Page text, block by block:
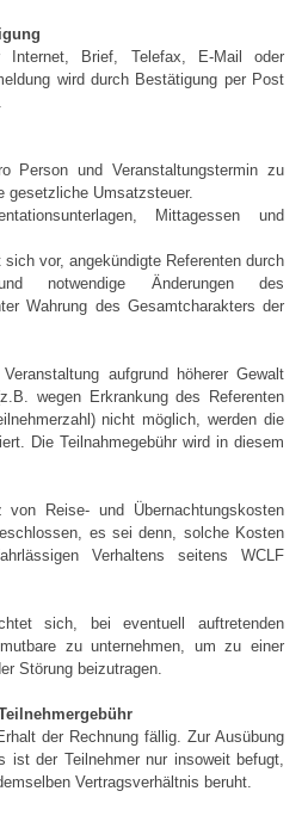
Internet, Brief, Telefax, E-Mail oder
wird durch Bestätigung per Post
Person und Veranstaltungstermin zu
gesetzliche Umsatzsteuer.
Mittagessen und
vor, angekündigte Referenten durch
notwendige Änderungen des
Wahrung des Gesamtcharakters der
aufgrund höherer Gewalt
wegen Erkrankung des Referenten
nicht möglich, werden die
Die Teilnahmegebühr wird in diesem
Reise- und Übernachtungskosten
es sei denn, solche Kosten
Verhaltens seitens WCLF
sich, bei eventuell auftretenden
zu unternehmen, um zu einer
Störung beizutragen.
der Rechnung fällig. Zur Ausübung
ist der Teilnehmer nur insoweit befugt,
Vertragsverhältnis beruht.